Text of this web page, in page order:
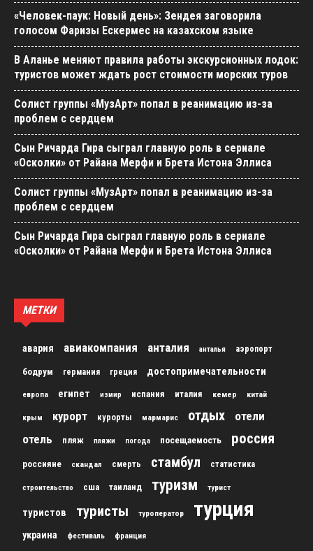
«Человек-паук: Новый день»: Зендея заговорила
голосом Фаризы Ескермес на казахском языке
В Аланье меняют правила работы экскурсионных лодок:
туристов может ждать рост стоимости морских туров
Солист группы «МузАрт» попал в реанимацию из-за
проблем с сердцем
Сын Ричарда Гира сыграл главную роль в сериале
«Осколки» от Райана Мерфи и Брета Истона Эллиса
Солист группы «МузАрт» попал в реанимацию из-за
проблем с сердцем
Сын Ричарда Гира сыграл главную роль в сериале
«Осколки» от Райана Мерфи и Брета Истона Эллиса
МЕТКИ
авария авиакомпания анталия анталья аэропорт
бодрум германия греция достопримечательности
европа египет измир испания италия кемер китай
крым курорт курорты мармарис отдых
отели
отель
пляж пляжи погода посещаемость россия
россияне скандал смерть стамбул статистика
строительство сша таиланд туризм турист
туристов туристы туроператор турция
украина фестиваль франция